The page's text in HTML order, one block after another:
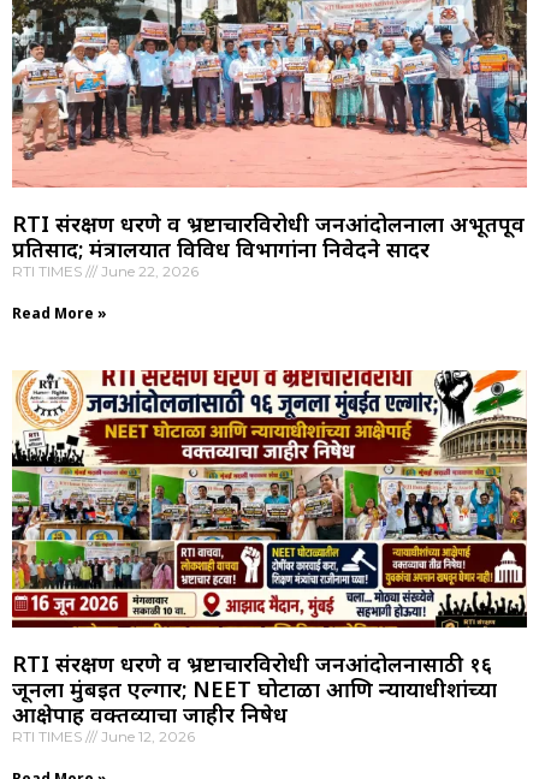
RTI संरक्षण धरणे व भ्रष्टाचारविरोधी जनआंदोलनाला अभूतपूर्व
प्रतिसाद; मंत्रालयात विविध विभागांना निवेदने सादर
RTI TIMES June 22, 2026
Read More »
RTI संरक्षण धरणे व भ्रष्टाचारविरोधी जनआंदोलनासाठी १६
जूनला मुंबईत एल्गार; NEET घोटाळा आणि न्यायाधीशांच्या
आक्षेपार्ह वक्तव्याचा जाहीर निषेध
RTI TIMES June 12, 2026